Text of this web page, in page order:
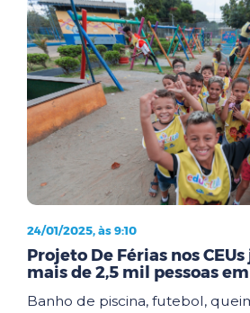
24/01/2025, às 9:10
Projeto De Férias nos
mais de 2,5 mil pessoas
Banho de piscina, futebol,